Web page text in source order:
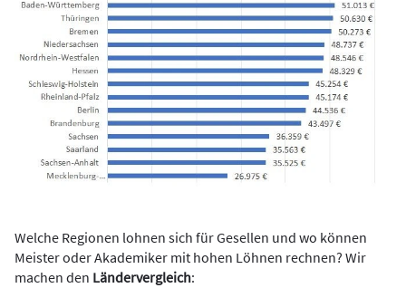
Welche Regionen lohnen sich für Gesellen und wo können
Meister oder Akademiker mit hohen Löhnen rechnen? Wir
machen den Ländervergleich: